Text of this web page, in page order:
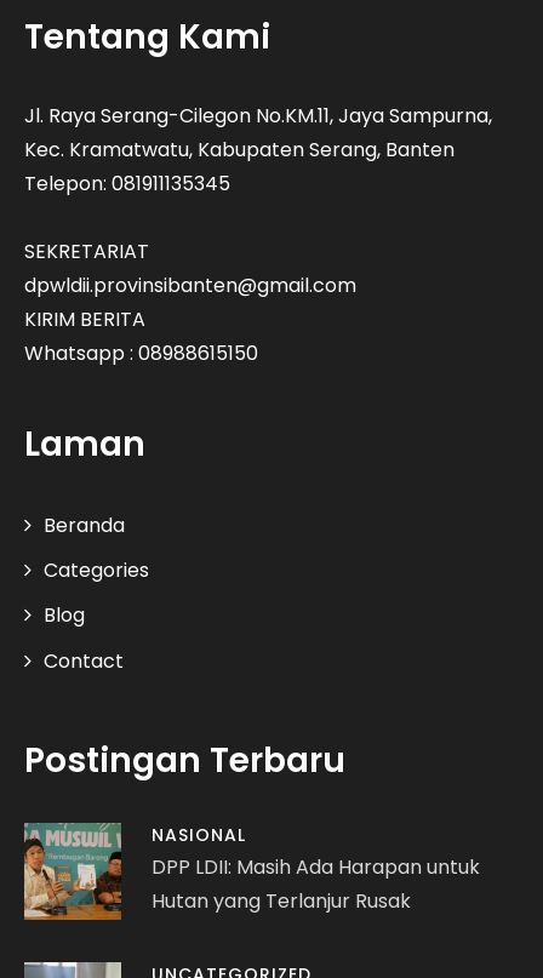
Tentang Kami
Jl. Raya Serang-Cilegon No.KM.11, Jaya Sampurna,
Kec. Kramatwatu, Kabupaten Serang, Banten
Telepon: 081911135345
SEKRETARIAT
dpwldii.provinsibanten@gmail.com
KIRIM BERITA
Whatsapp : 08988615150
Laman
Beranda
Categories
Blog
Contact
Postingan Terbaru
NASIONAL
DPP LDII: Masih Ada Harapan untuk
Hutan yang Terlanjur Rusak